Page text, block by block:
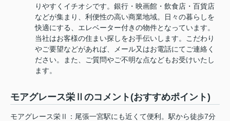
りやすくイチオシです。銀行・映画館・飲食店・百貨店
などが集まり、利便性の高い商業地域。日々の暮らしを
快適にする、エレベーター付きの物件となっています。
当社はお客様の住まい探しをお手伝いします。こだわり
やご要望などがあれば、メール又はお電話にてご連絡く
ださい。また、ご質問やご不明な点などもお受けいたし
ます。
モアグレース栄Ⅱのコメント(おすすめポイント)
モアグレース栄Ⅱ：尾張一宮駅にも近くて便利。駅から徒歩7分